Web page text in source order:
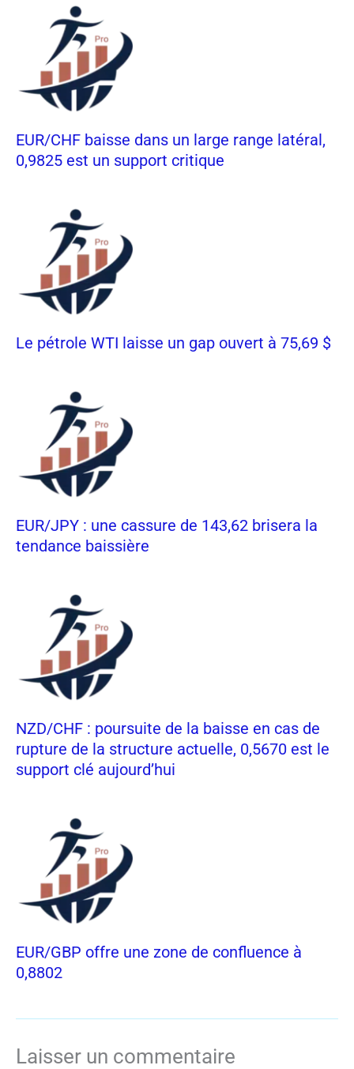
EUR/CHF baisse dans un large range latéral,
0,9825 est un support critique
Le pétrole WTI laisse un gap ouvert à 75,69 $
EUR/JPY : une cassure de 143,62 brisera la
tendance baissière
NZD/CHF : poursuite de la baisse en cas de
rupture de la structure actuelle, 0,5670 est le
support clé aujourd’hui
EUR/GBP offre une zone de confluence à
0,8802
Laisser un commentaire